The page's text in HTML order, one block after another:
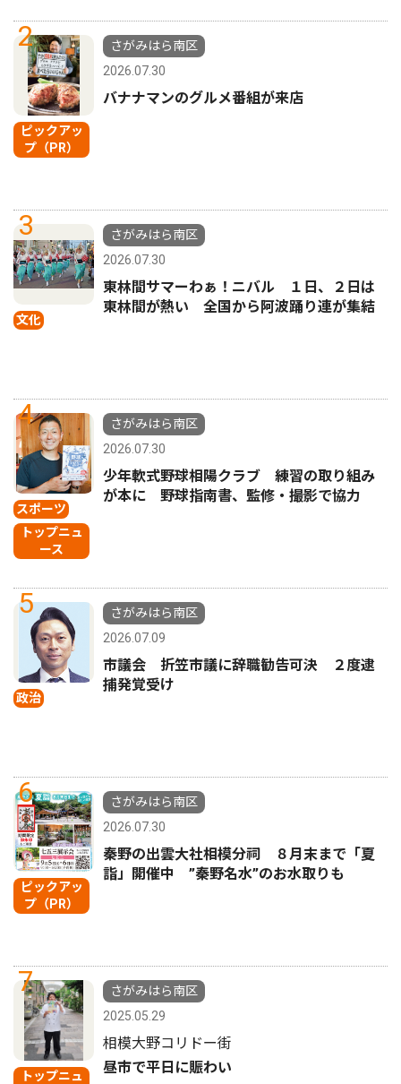
2
ピックアッ
プ（PR）
さがみはら南区
2026.07.30
バナナマンのグルメ番組が来店
3
文化
さがみはら南区
2026.07.30
東林間サマーわぁ！ニバル １日、２日は
東林間が熱い 全国から阿波踊り連が集結
4
スポーツ
トップニュ
ース
さがみはら南区
2026.07.30
少年軟式野球相陽クラブ 練習の取り組み
が本に 野球指南書、監修・撮影で協力
5
政治
さがみはら南区
2026.07.09
市議会 折笠市議に辞職勧告可決 ２度逮
捕発覚受け
6
ピックアッ
プ（PR）
さがみはら南区
2026.07.30
秦野の出雲大社相模分祠 ８月末まで「夏
詣」開催中 ”秦野名水”のお水取りも
7
トップニュ
さがみはら南区
2025.05.29
相模大野コリドー街
昼市で平日に賑わい